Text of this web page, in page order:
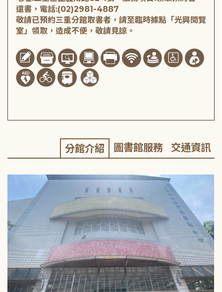
還書，電話:(02)2981-4887
敬請已預約三重分館取書者，請至臨時據點「光興閱覽
室」領取，造成不便，敬請見諒。
分館介紹 圖書館服務 交通資訊